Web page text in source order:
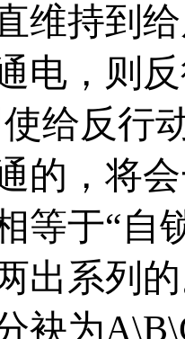
维持到
电，则
给反行
的，将
等于“自
出系列
袂为